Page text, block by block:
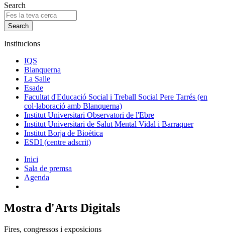
Search
Institucions
IQS
Blanquerna
La Salle
Esade
Facultat d'Educació Social i Treball Social Pere Tarrés (en
col·laboració amb Blanquerna)
Institut Universitari Observatori de l'Ebre
Institut Universitari de Salut Mental Vidal i Barraquer
Institut Borja de Bioètica
ESDI (centre adscrit)
Inici
Sala de premsa
Agenda
Mostra d'Arts Digitals
Fires, congressos i exposicions